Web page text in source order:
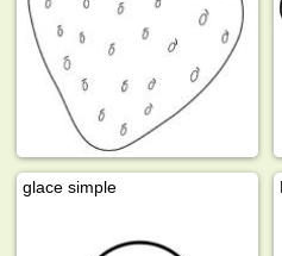
glace simple